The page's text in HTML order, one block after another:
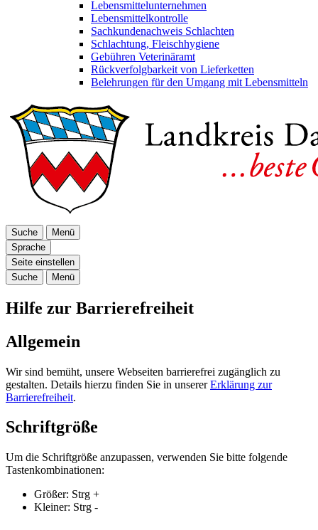
Lebensmittelunternehmen
Lebensmittelkontrolle
Sachkundenachweis Schlachten
Schlachtung, Fleischhygiene
Gebühren Veterinäramt
Rückverfolgbarkeit von Lieferketten
Belehrungen für den Umgang mit Lebensmitteln
Suche
Menü
Sprache
Seite einstellen
Suche
Menü
Hilfe zur Barrierefreiheit
Allgemein
Wir sind bemüht, unsere Webseiten barrierefrei zugänglich zu
gestalten. Details hierzu finden Sie in unsererErklärung zur
Barrierefreiheit.
Schriftgröße
Um die Schriftgröße anzupassen, verwenden Sie bitte folgende
Tastenkombinationen:
Größer: Strg +
Kleiner: Strg -